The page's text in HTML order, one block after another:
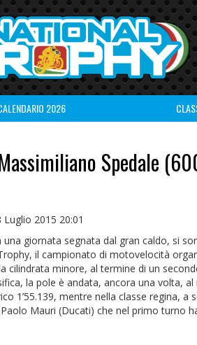
2026
Spedale
2015 20:01
una giornata segnata dal gran caldo, si
il campionato di motovelocità
cilindrata minore, al termine di un
la pole è andata, ancora una volta,
1’55.139, mentre nella classe regina,
Mauri (Ducati) che nel primo turno